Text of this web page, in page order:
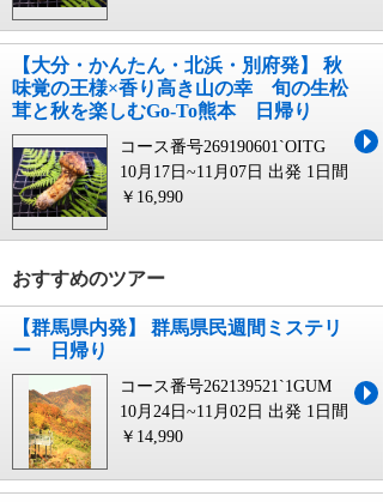
【大分・かんたん・北浜・別府発】 秋
味覚の王様×香り高き山の幸 旬の生松
茸と秋を楽しむGo-To熊本 日帰り
コース番号269190601`OITG
10月17日~11月07日 出発 1日間
￥16,990
おすすめのツアー
【群馬県内発】 群馬県民週間ミステリ
ー 日帰り
コース番号262139521`1GUM
10月24日~11月02日 出発 1日間
￥14,990